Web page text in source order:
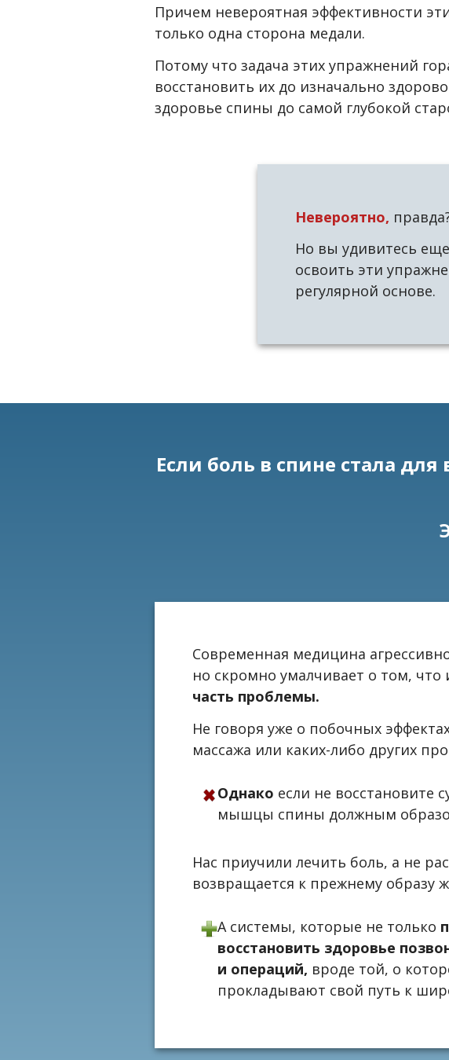
Причем невероятная эффективности
только одна сторона медали.
Потому что задача этих упражнений
восстановить их до изначально
здоровье спины до самой глубокой
Невероятно,
Но вы удивитесь
освоить эти
регулярной основе.
Если боль в спине стала
Современная медицина
но скромно умалчивает о том, что
часть проблемы.
Не говоря уже о побочных
массажа или каких-либо других
Однако если не восстановите
мышцы спины должным
Нас приучили лечить боль, а не
возвращается к прежнему образу
А системы, которые не только
восстановить здоровье
и операций, вроде той, о
прокладывают свой путь к